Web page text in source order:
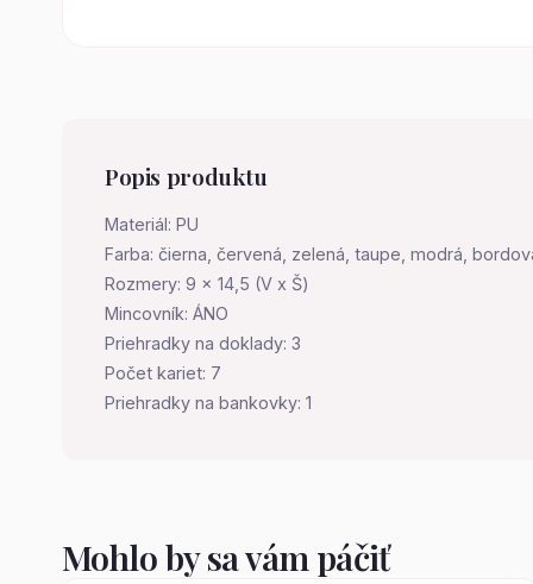
Popis produktu
Materiál: PU
Farba: čierna, červená, zelená, taupe, modrá,
Rozmery: 9 x 14,5 (V x Š)
Mincovník: ÁNO
Priehradky na doklady: 3
Počet kariet: 7
Priehradky na bankovky: 1
Mohlo by sa vám páčiť